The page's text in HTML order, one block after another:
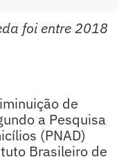
foi entre 2018
de
a Pesquisa
(PNAD)
Brasileiro de